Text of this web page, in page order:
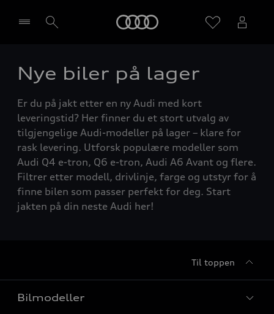
Velg forhandler
Nye biler på lager
Er du på jakt etter en ny Audi med kort
leveringstid? Her finner du et stort utvalg av
tilgjengelige Audi-modeller på lager – klare for
rask levering. Utforsk populære modeller som
Audi Q4 e-tron, Q6 e-tron, Audi A6 Avant og flere.
Filtrer etter modell, drivlinje, farge og utstyr for å
finne bilen som passer perfekt for deg. Start
jakten på din neste Audi her!
Til toppen
Bilmodeller